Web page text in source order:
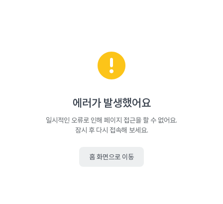
에러가 발생했어요
일시적인 오류로 인해 페이지 접근을 할 수 없어요.
잠시 후 다시 접속해 보세요.
홈 화면으로 이동